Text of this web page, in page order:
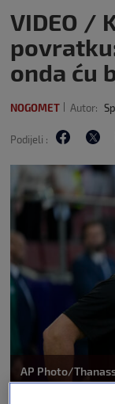
VIDEO /
onda ću
NOGOMET Autor:
Podijeli :
AP Photo/